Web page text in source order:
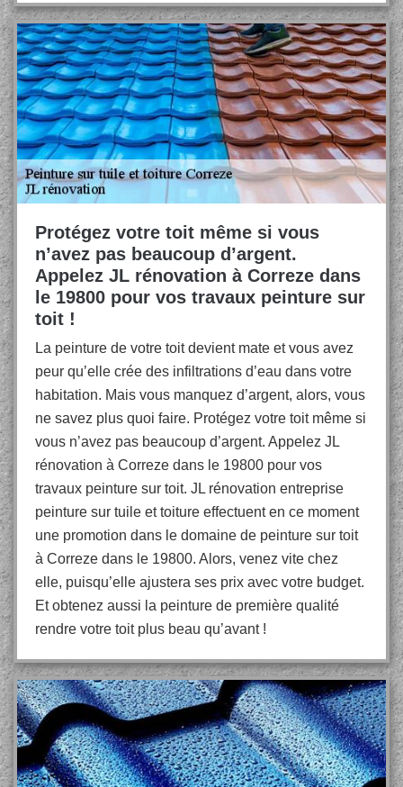
Protégez votre toit même si vous
n’avez pas beaucoup d’argent.
Appelez JL rénovation à Correze dans
le 19800 pour vos travaux peinture sur
toit !
La peinture de votre toit devient mate et vous avez
peur qu’elle crée des infiltrations d’eau dans votre
habitation. Mais vous manquez d’argent, alors, vous
ne savez plus quoi faire. Protégez votre toit même si
vous n’avez pas beaucoup d’argent. Appelez JL
rénovation à Correze dans le 19800 pour vos
travaux peinture sur toit. JL rénovation entreprise
peinture sur tuile et toiture effectuent en ce moment
une promotion dans le domaine de peinture sur toit
à Correze dans le 19800. Alors, venez vite chez
elle, puisqu’elle ajustera ses prix avec votre budget.
Et obtenez aussi la peinture de première qualité
rendre votre toit plus beau qu’avant !